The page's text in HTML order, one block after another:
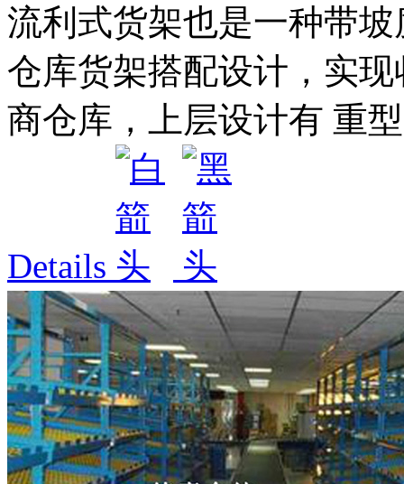
流利式货架也是一种带
仓库货架搭配设计，实
商仓库，上层设计有 重
Details